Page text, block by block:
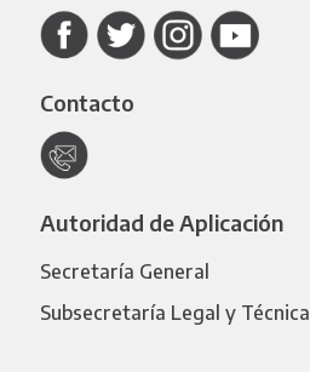
Contacto
Autoridad de Aplicación
Secretaría General
Subsecretaría Legal y Técnica